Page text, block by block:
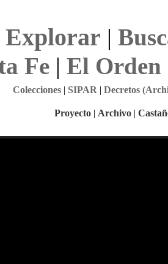
Explorar |
Fe| El Orden
Colecciones| SIPAR | Decretos
Proyecto | Archivo |